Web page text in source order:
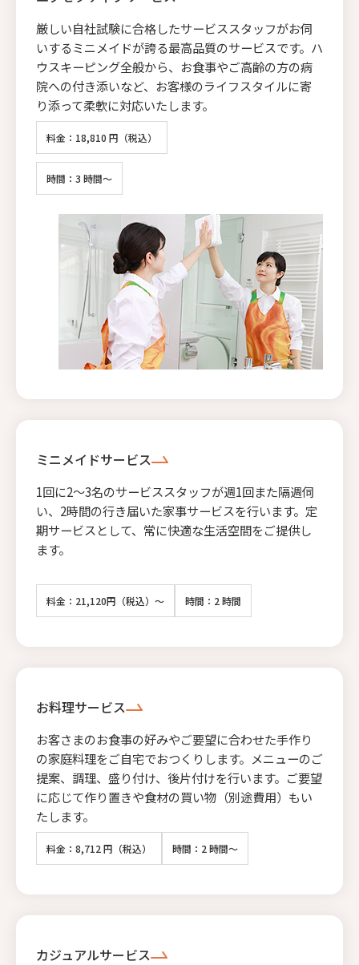
厳しい自社試験に合格したサービススタッフがお伺
いするミニメイドが誇る最高品質のサービスです。ハ
ウスキーピング全般から、お食事やご高齢の方の病
院への付き添いなど、お客様のライフスタイルに寄
り添って柔軟に対応いたします。
料金：18,810 円（税込）
時間：3 時間～
ミニメイドサービス
1回に2〜3名のサービススタッフが週1回また隔週伺
い、2時間の行き届いた家事サービスを行います。定
期サービスとして、常に快適な生活空間をご提供し
ます。
料金：21,120円（税込）～ 時間：2 時間
お料理サービス
お客さまのお食事の好みやご要望に合わせた手作り
の家庭料理をご自宅でおつくりします。メニューのご
提案、調理、盛り付け、後片付けを行います。ご要望
に応じて作り置きや食材の買い物（別途費用）もい
たします。
料金：8,712 円（税込） 時間：2 時間～
カジュアルサービス